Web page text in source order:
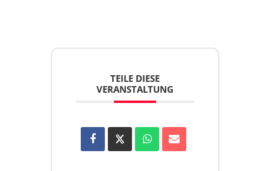
TEILE DIESE
VERANSTALTUNG